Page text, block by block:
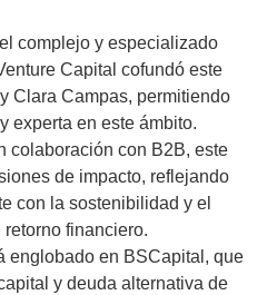
complejo y especializado
Capital cofundó este
Clara Campas, permitiendo
experta en este ámbito.
colaboración con B2B, este
de impacto, reflejando
con la sostenibilidad y el
financiero.
englobado en BSCapital, que
y deuda alternativa de